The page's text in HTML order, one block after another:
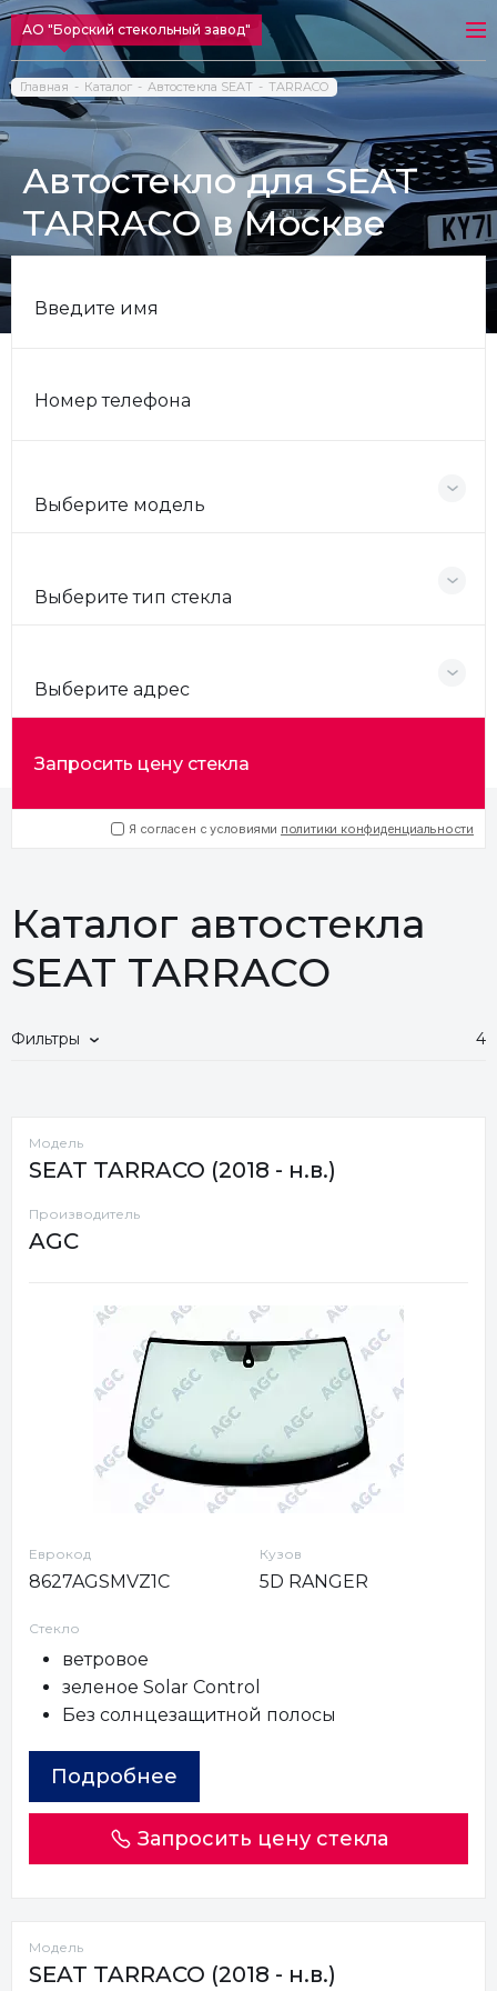
АО "Борский стекольный завод"
Главная Каталог Автостекла SEAT TARRACO
Автостекло для SEAT
TARRACO в Москве
Введите имя
Номер телефона
Выберите модель
Выберите тип стекла
Выберите адрес
Запросить цену стекла
Я согласен с условиями политики конфиденциальности
Каталог автостекла
SEAT TARRACO
Фильтры 4
Модель
SEAT TARRACO (2018 - н.в.)
Производитель
AGC
Еврокод
8627AGSMVZ1C
Кузов
5D RANGER
Стекло
ветровое
зеленое Solar Control
Без солнцезащитной полосы
Подробнее
Запросить цену стекла
Модель
SEAT TARRACO (2018 - н.в.)